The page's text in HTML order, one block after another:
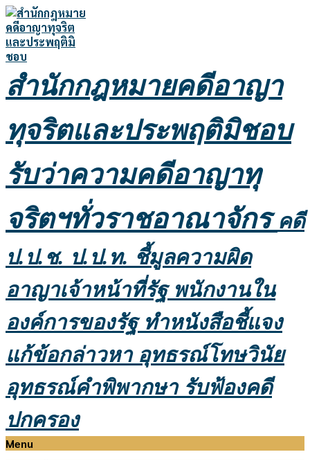
Skip
to
content
สำนักกฎหมายคดีอาญา
ทุจริตและประพฤติมิชอบ
รับว่าความคดีอาญาทุ
จริตฯทั่วราชอาณาจักรคดี
ป.ป.ช. ป.ป.ท. ชี้มูลความผิด
อาญาเจ้าหน้าที่รัฐ พนักงานใน
องค์การของรัฐทำหนังสือชี้แจง
แก้ข้อกล่าวหา อุทธรณ์โทษวินัย
อุทธรณ์คำพิพากษา รับฟ้องคดี
ปกครอง
Primary
Menu